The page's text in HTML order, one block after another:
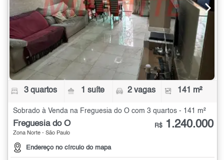
3 quartos 1 suíte 2 vagas 141 m²
Sobrado à Venda na Freguesia do Ó com 3 quartos - 141 m²
Freguesia do Ó
Zona Norte - São Paulo
Endereço no círculo do mapa
R$ 1.240.000